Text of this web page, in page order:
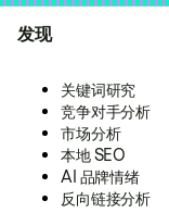
发现
关键词研究
竞争对手分析
市场分析
本地 SEO
AI 品牌情绪
反向链接分析